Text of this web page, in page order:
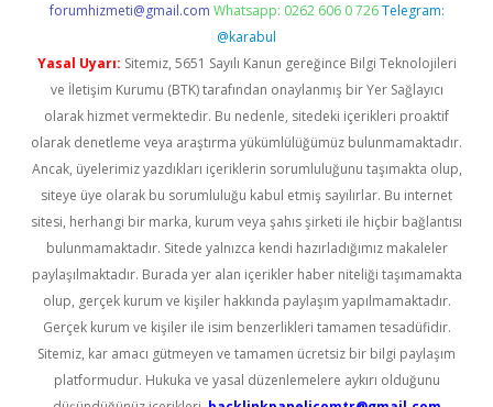
forumhizmeti@gmail.com Whatsapp: 0262 606 0 726 Telegram:
@karabul
Yasal Uyarı: Sitemiz, 5651 Sayılı Kanun gereğince Bilgi Teknolojileri
ve İletişim Kurumu (BTK) tarafından onaylanmış bir Yer Sağlayıcı
olarak hizmet vermektedir. Bu nedenle, sitedeki içerikleri proaktif
olarak denetleme veya araştırma yükümlülüğümüz bulunmamaktadır.
Ancak, üyelerimiz yazdıkları içeriklerin sorumluluğunu taşımakta olup,
siteye üye olarak bu sorumluluğu kabul etmiş sayılırlar. Bu internet
sitesi, herhangi bir marka, kurum veya şahıs şirketi ile hiçbir bağlantısı
bulunmamaktadır. Sitede yalnızca kendi hazırladığımız makaleler
paylaşılmaktadır. Burada yer alan içerikler haber niteliği taşımamakta
olup, gerçek kurum ve kişiler hakkında paylaşım yapılmamaktadır.
Gerçek kurum ve kişiler ile isim benzerlikleri tamamen tesadüfidir.
Sitemiz, kar amacı gütmeyen ve tamamen ücretsiz bir bilgi paylaşım
platformudur. Hukuka ve yasal düzenlemelere aykırı olduğunu